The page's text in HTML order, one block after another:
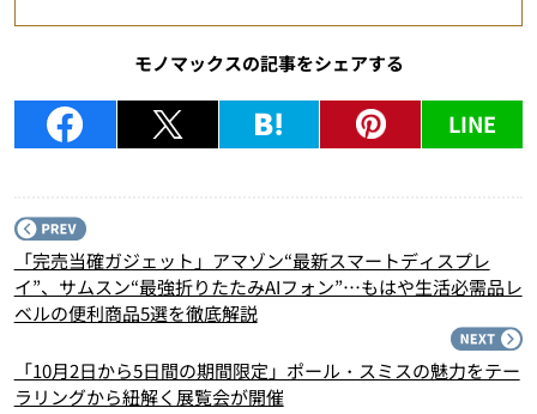
モノマックスの記事をシェアする
LINE
「完売当確ガジェット」アマゾン“最新スマートディスプレ
イ”、サムスン“最強折りたたみAIフォン”…もはや生活必需品レ
ベルの便利商品5選を徹底解説
「10月2日から5日間の期間限定」ポール・スミスの魅力をテー
ラリングから紐解く展覧会が開催